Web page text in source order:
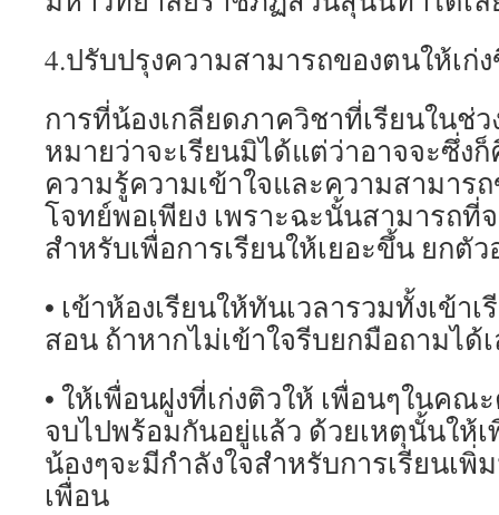
4.ปรับปรุงความสามารถของตนให้เก่ง
การที่น้องเกลียดภาควิชาที่เรียนในช่
หมายว่าจะเรียนมิได้แต่ว่าอาจจะซึ่ง
ความรู้ความเข้าใจและความสามาร
โจทย์พอเพียง เพราะฉะนั้นสามารถที่
สำหรับเพื่อการเรียนให้เยอะขึ้น ยกตัว
• เข้าห้องเรียนให้ทันเวลารวมทั้งเข้า
สอน ถ้าหากไม่เข้าใจรีบยกมือถามได้
• ให้เพื่อนฝูงที่เก่งติวให้ เพื่อนๆในคณ
จบไปพร้อมกันอยู่แล้ว ด้วยเหตุนั้นให้เ
น้องๆจะมีกำลังใจสำหรับการเรียนเพิ่
เพื่อน